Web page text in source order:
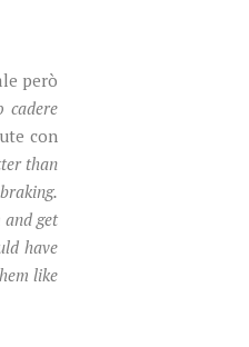
però
cadere
con
than
get
have
like